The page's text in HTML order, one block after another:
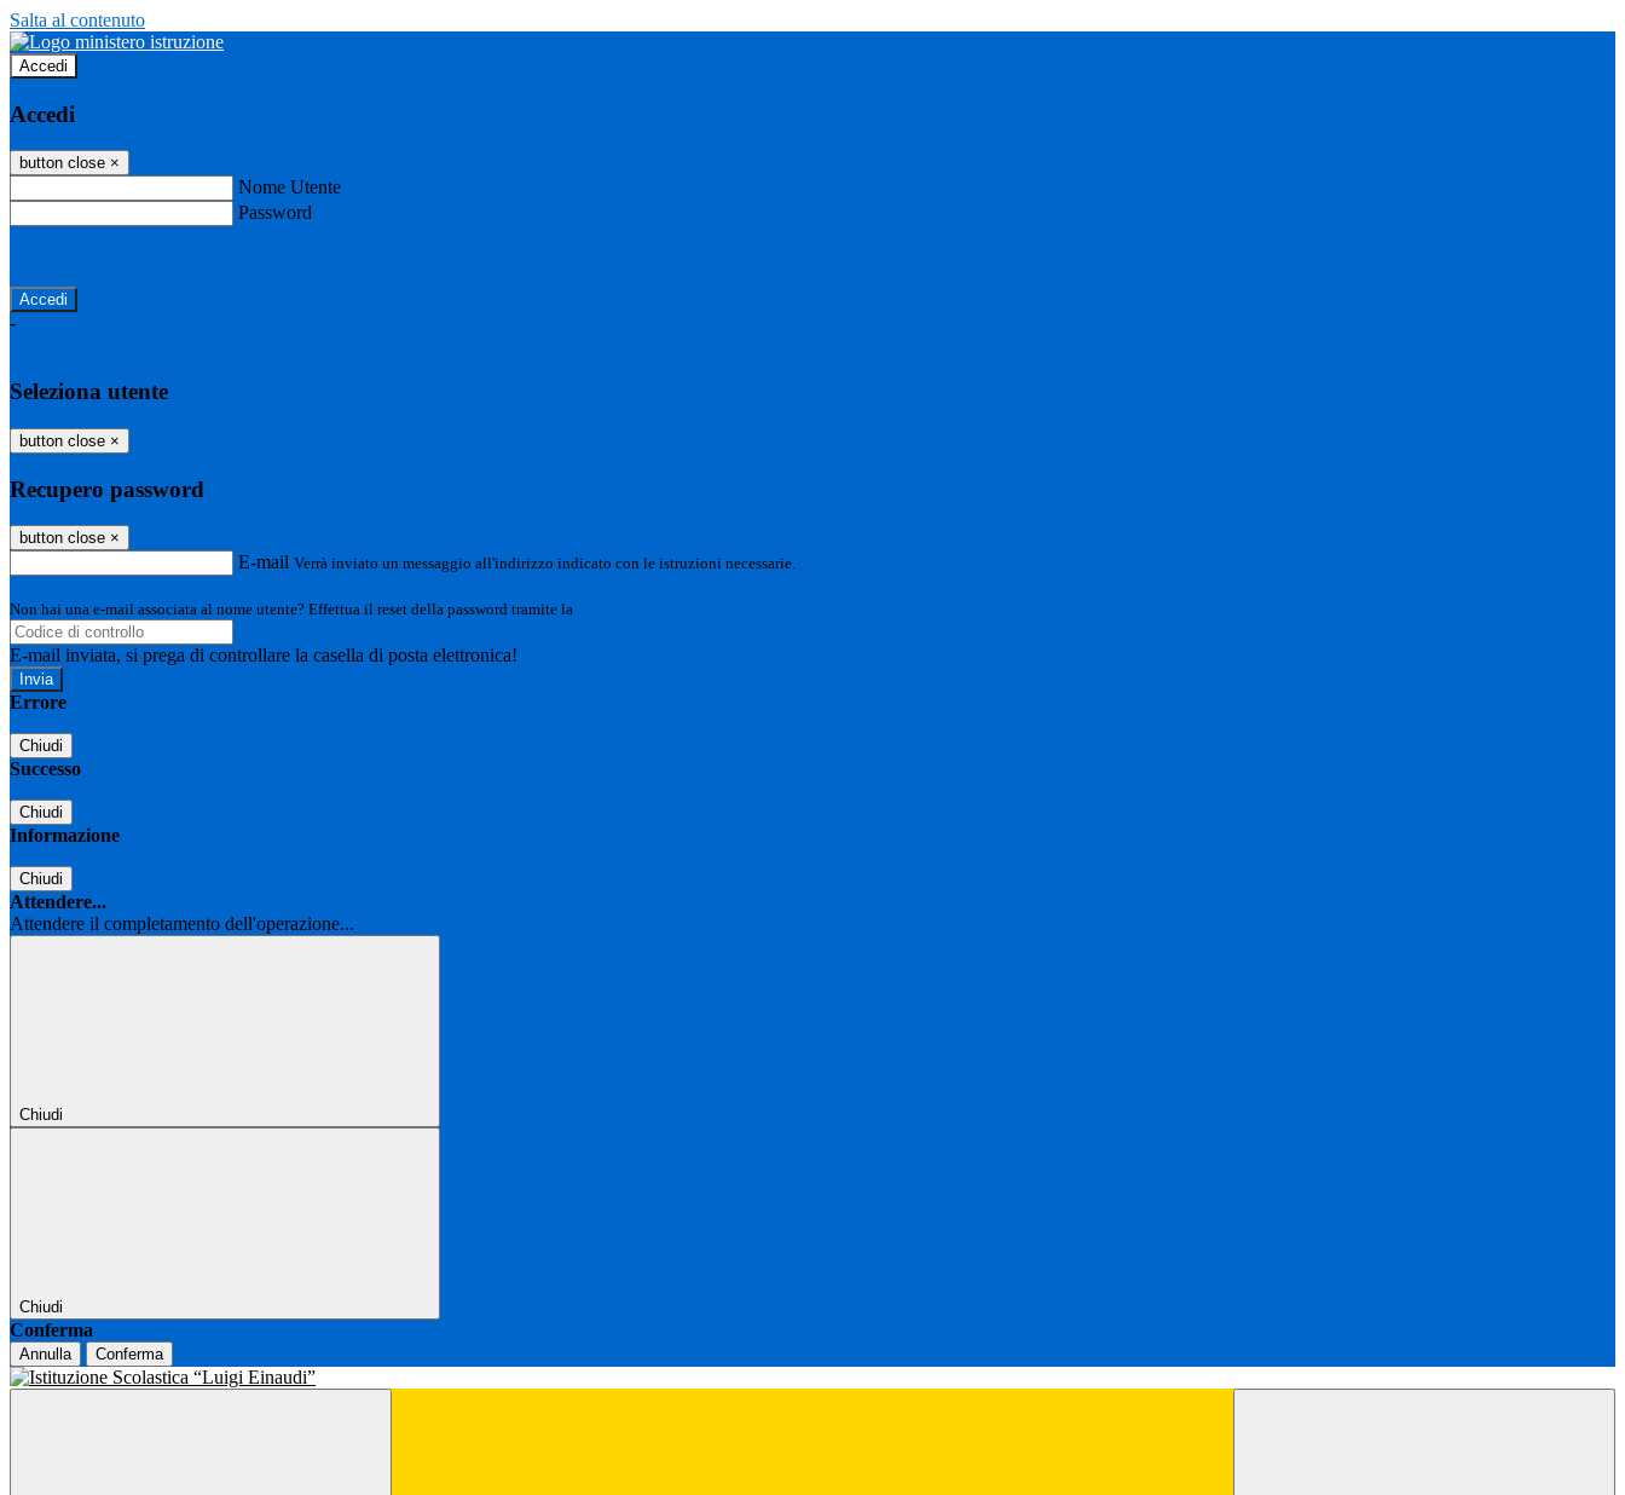
Salta al contenuto
Accedi
Accedi
button close ×
Nome Utente
Password
-
Seleziona utente
button close ×
Recupero password
button close ×
E-mail Verrà inviato un messaggio all'indirizzo indicato con le istruzioni necessarie.
Non hai una e-mail associata al nome utente? Effettua il reset della password tramite la
E-mail inviata, si prega di controllare la casella di posta elettronica!
Errore
Chiudi
Successo
Chiudi
Informazione
Chiudi
Attendere...
Attendere il completamento dell'operazione...
Chiudi
Chiudi
Conferma
Annulla Conferma